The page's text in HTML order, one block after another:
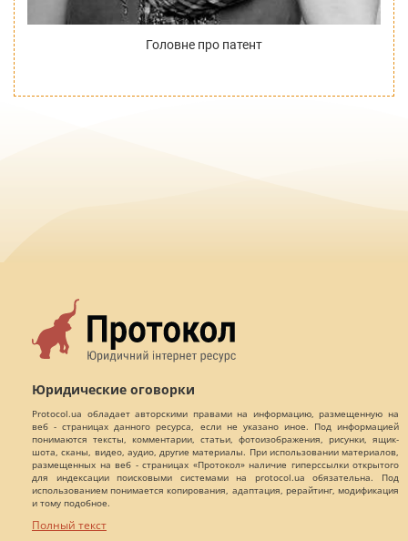
Головне про патент
Юридические оговорки
Protocol.ua обладает авторскими правами на информацию, размещенную на
веб - страницах данного ресурса, если не указано иное. Под информацией
понимаются тексты, комментарии, статьи, фотоизображения, рисунки, ящик-
шота, сканы, видео, аудио, другие материалы. При использовании материалов,
размещенных на веб - страницах «Протокол» наличие гиперссылки открытого
для индексации поисковыми системами на protocol.ua обязательна. Под
использованием понимается копирования, адаптация, рерайтинг, модификация
и тому подобное.
Полный текст